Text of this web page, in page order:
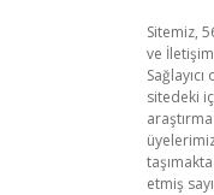
Sitemiz,
ve
sitedeki
etmiş